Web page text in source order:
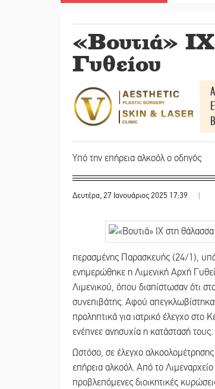
«Βουτιά»
Γυθείου
Υπό την επήρεια αλκοόλ ο οδηγός
Δευτέρα, 27 Ιανουάριος 2025 17:39 |
περασμένης Παρασκευής (24/1), υπό
ενημερώθηκε η Λιμενική Αρχή
Λιμενικού, όπου διαπίστωσαν ότι
συνεπιβάτης. Αφού
προληπτικά για ιατρικό έλεγχο
ενέπνεε ανησυχία η κατάστασή τους.
Ωστόσο, σε έλεγχο
επήρεια αλκοόλ. Από το
προβλεπόμενες διοικητικές